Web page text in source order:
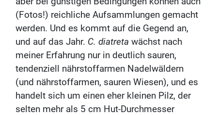
(Fotos!) reichliche Aufsammlungen gemacht
werden. Und es kommt auf die Gegend an,
und auf das Jahr. C. diatreta wächst nach
meiner Erfahrung nur in deutlich sauren,
tendenziell nährstoffarmen Nadelwäldern
(und nährstoffarmen, sauren Wiesen), und es
handelt sich um einen eher kleinen Pilz, der
selten mehr als 5 cm Hut-Durchmesser